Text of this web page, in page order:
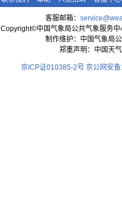
客服邮箱：
Copyright©中国气象局公共气象服务
制作维护：中国气象局
郑重声明：中国天
京ICP证010385-2号 京公网安